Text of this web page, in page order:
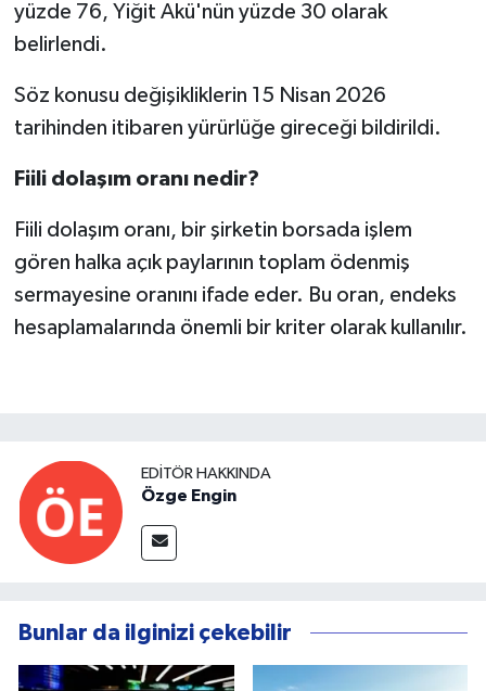
yüzde 76, Yiğit Akü'nün yüzde 30 olarak
belirlendi.
Söz konusu değişikliklerin 15 Nisan 2026
tarihinden itibaren yürürlüğe gireceği bildirildi.
Fiili dolaşım oranı nedir?
Fiili dolaşım oranı, bir şirketin borsada işlem
gören halka açık paylarının toplam ödenmiş
sermayesine oranını ifade eder. Bu oran, endeks
hesaplamalarında önemli bir kriter olarak kullanılır.
EDITÖR HAKKINDA
Özge Engin
Bunlar da ilginizi çekebilir